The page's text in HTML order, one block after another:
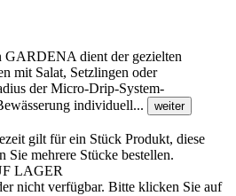
GARDENA dient der gezielten
mit Salat, Setzlingen oder
der Micro-Drip-System-
individuell...
weiter
gilt für ein Stück Produkt, diese
Sie mehrere Stücke bestellen.
LAGER
nicht verfügbar. Bitte klicken Sie auf